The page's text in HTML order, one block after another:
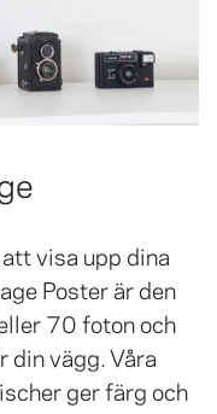
visa upp dina
Poster är den
70 foton och
vägg. Våra
ger färg och